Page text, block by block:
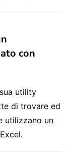
Pos,
con
utility
di trovare ed
utilizzano un